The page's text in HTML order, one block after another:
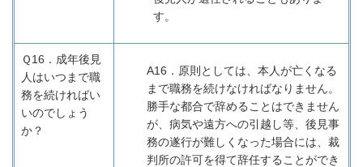
す。
Ｑ16． 成年後見
人はいつまで職
務を続ければい
いのでしょう
か？
A16 ．原則としては、本人が亡くなる
まで職務を続けなければなりません。
勝手な都合で辞めることはできません
が、病気や遠方への引越し等、後見事
務の遂行が難しくなった場合には、裁
判所の許可を得て辞任することができ